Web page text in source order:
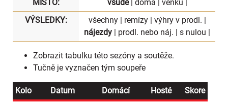
MÍSTO:
všude| doma | venku |
VÝSLEDKY:
všechny| remízy| výhry v prodl. |
nájezdy | prodl. nebo náj. | s nulou |
Zobrazit tabulku této sezóny a soutěže.
Tučně je vyznačen tým soupeře
Kolo Datum Domácí Hosté
Skore